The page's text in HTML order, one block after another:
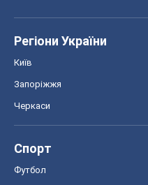
Регіони України
Київ
Запоріжжя
Черкаси
Спорт
Футбол